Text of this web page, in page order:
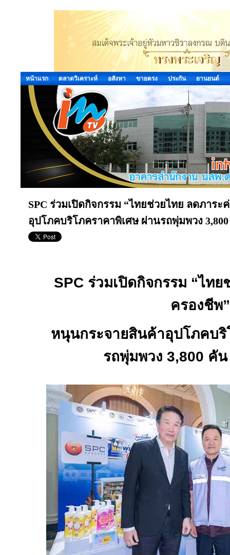
หน้าแรก ตลาดวิเคราะห์ อสังหา ขายตรง ประกัน ยานยนต์
SPC ร่วมเปิดกิจกรรม “ไทยช่วยไทย ลดภาร
อุปโภคบริโภคราคาพิเศษ ผ่านรถพุ่มพวง
SPC ร่วมเปิดกิจกรรม “ไท
ครองชีพ”
หนุนกระจายสินค้าอุปโภคบ
รถพุ่มพวง 3,800 คัน